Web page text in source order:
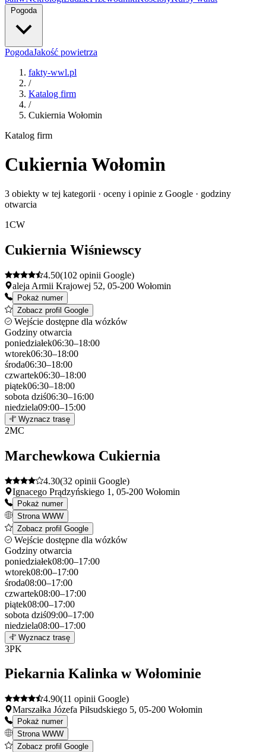
Pogoda
PogodaJakość powietrza
fakty-wwl.pl
/
Katalog firm
/
Cukiernia Wołomin
Katalog firm
Cukiernia Wołomin
3 obiekty w tej kategorii · oceny i opinie z Google · godziny
otwarcia
1CW
Cukiernia Wiśniewscy
4.50(102 opinii Google)
aleja Armii Krajowej 52, 05-200 Wołomin
Pokaż numer
Zobacz profil Google
Wejście dostępne dla wózków
Godziny otwarcia
poniedziałek06:30–18:00
wtorek06:30–18:00
środa06:30–18:00
czwartek06:30–18:00
piątek06:30–18:00
sobota dziś06:30–16:00
niedziela09:00–15:00
+
Wyznacz trasę
2MC
Marchewkowa Cukiernia
4.30(32 opinii Google)
Ignacego Prądzyńskiego 1, 05-200 Wołomin
Pokaż numer
Strona WWW
Zobacz profil Google
Wejście dostępne dla wózków
Godziny otwarcia
poniedziałek08:00–17:00
wtorek08:00–17:00
środa08:00–17:00
czwartek08:00–17:00
piątek08:00–17:00
sobota dziś09:00–17:00
niedziela08:00–17:00
+
−
Wyznacz trasę
3PK
Piekarnia Kalinka w Wołominie
4.90(11 opinii Google)
Marszałka Józefa Piłsudskiego 5, 05-200 Wołomin
Pokaż numer
Strona WWW
Zobacz profil Google